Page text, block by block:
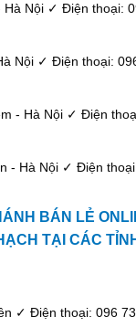
Hà Nội ✓ Điện thoại:
Nội ✓ Điện thoại:
- Hà Nội ✓ Điện
- Hà Nội ✓ Điện
BÁN LẺ
TẠI CÁC
✓ Điện thoại: 096